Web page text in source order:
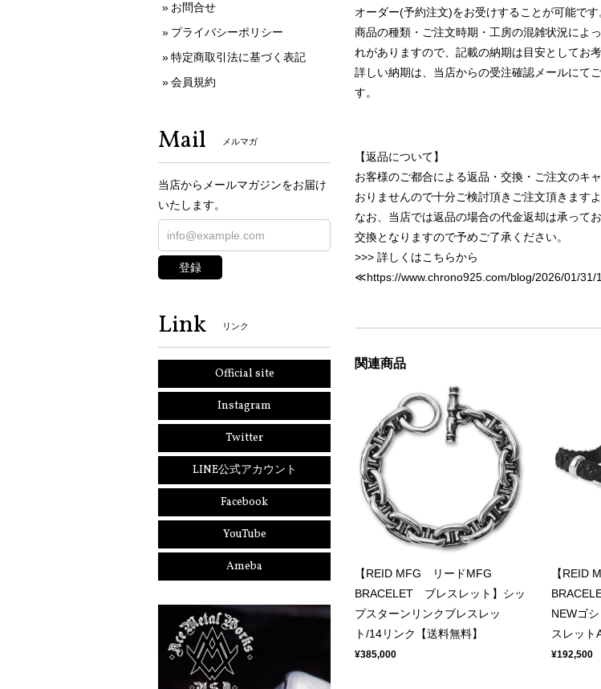
オーダー(予約注文)をお受けすることが可能です
商品の種類・ご注文時期・工房の混雑状況によ
れがありますので、記載の納期は目安としてお考
詳しい納期は、当店からの受注確認メールにて
す。
【返品について】
お客様のご都合による返品・交換・ご注文のキ
おりませんので十分ご検討頂きご注文頂きます
なお、当店では返品の場合の代金返却は承って
交換となりますので予めご了承ください。
>>> 詳しくはこちらから
≪https://www.chrono925.com/blog/2026/01/31/
関連商品
【REID MFG リードMFG
BRACELET ブレスレット】シッ
プスターンリンクブレスレッ
ト/14リンク【送料無料】
¥385,000
【REID
NEWゴ
スレット
¥192,500
お問合せ
プライバシーポリシー
特定商取引法に基づく表記
会員規約
Mail メルマガ
当店からメールマガジンをお届け
いたします。
登録
Link リンク
Official site
Instagram
Twitter
LINE公式アカウント
Facebook
YouTube
Ameba